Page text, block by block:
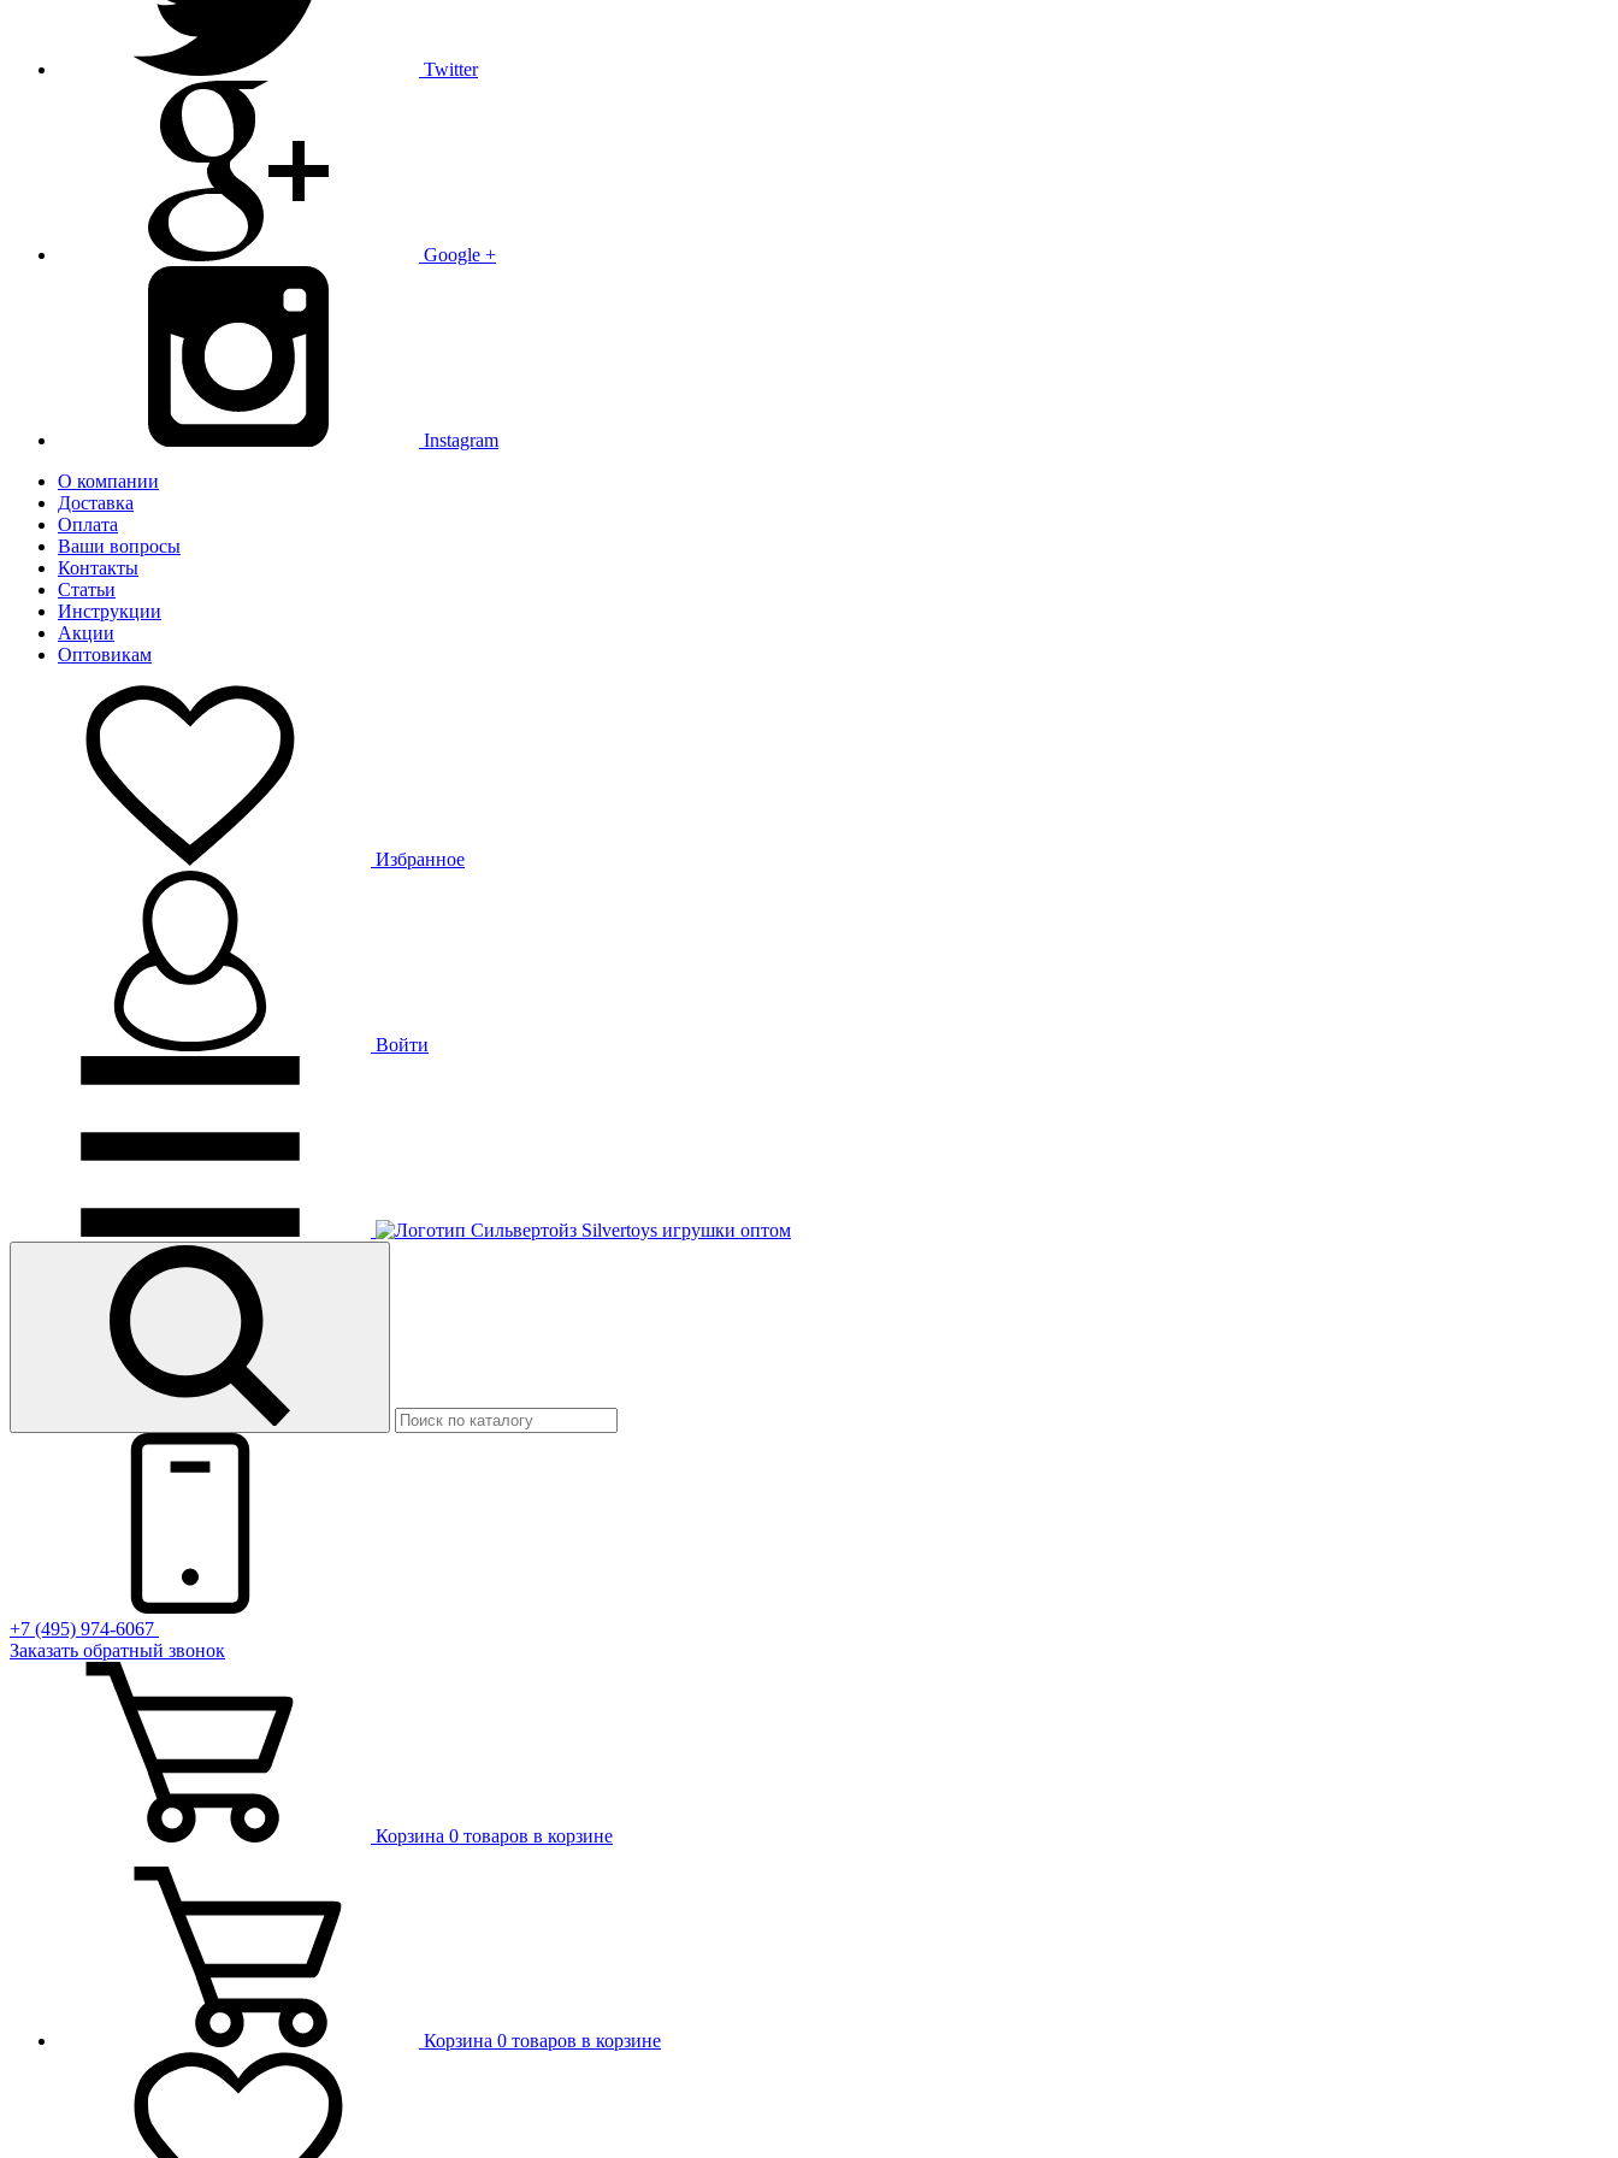
Twitter
Google +
Instagram
О компании
Доставка
Оплата
Ваши вопросы
Контакты
Статьи
Инструкции
Акции
Оптовикам
Избранное
Войти
+7 (495) 974-6067
Заказать обратный звонок
Корзина 0 товаров в корзине
Корзина 0 товаров в корзине